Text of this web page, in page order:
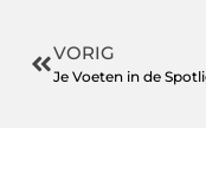
VORIG